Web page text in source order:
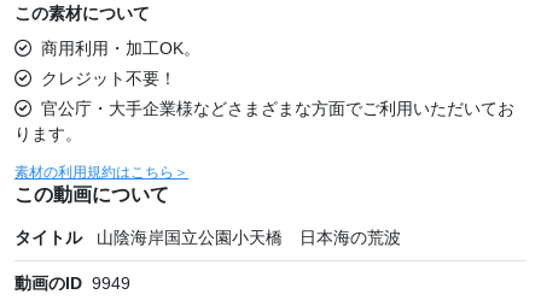
この素材について
商用利用・加工OK。
クレジット不要！
官公庁・大手企業様などさまざまな方面でご利用いただいてお
ります。
素材の利用規約はこちら＞
この動画について
タイトル 山陰海岸国立公園小天橋 日本海の荒波
動画のID 9949